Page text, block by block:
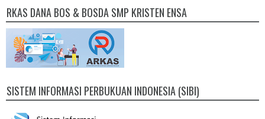
RKAS DANA BOS & BOSDA SMP KRISTEN ENSA
SISTEM INFORMASI PERBUKUAN INDONESIA (SIBI)